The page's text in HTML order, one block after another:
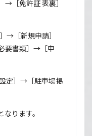
［免許証 表裏］
→［新規申請］
要書類］→［申
定］→［駐車場掲
ります。